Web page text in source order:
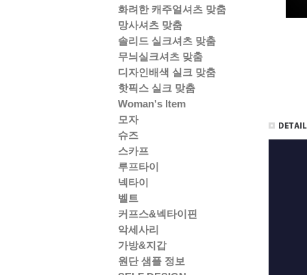
화려한 캐주얼셔츠 맞춤
망사셔츠 맞춤
솔리드 실크셔츠 맞춤
무늬실크셔츠 맞춤
디자인배색 실크 맞춤
핫픽스 실크 맞춤
Woman's Item
모자
슈즈
스카프
루프타이
넥타이
벨트
커프스&넥타이핀
악세사리
가방&지갑
원단 샘플 정보